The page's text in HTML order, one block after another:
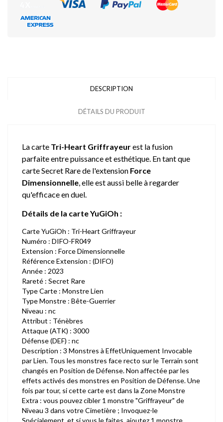
DESCRIPTION
DÉTAILS DU PRODUIT
La carte Tri-Heart Griffrayeurest la fusion
parfaite entre puissance et esthétique. En tant que
carte Secret Rare de l'extension Force
Dimensionnelle, elle est aussi belle à regarder
qu'efficace en duel.
Détails de la carte YuGiOh :
Carte YuGiOh : Tri-Heart Griffrayeur
Numéro : DIFO-FR049
Extension : Force Dimensionnelle
Référence Extension : (DIFO)
Année : 2023
Rareté : Secret Rare
Type Carte : Monstre Lien
Type Monstre : Bête-Guerrier
Niveau : nc
Attribut : Ténèbres
Attaque (ATK) : 3000
Défense (DEF) : nc
Description : 3 Monstres à EffetUniquement Invocable
par Lien. Tous les monstres face recto sur le Terrain sont
changés en Position de Défense. Non affectée par les
effets activés des monstres en Position de Défense. Une
fois par tour, si cette carte est dans la Zone Monstre
Extra : vous pouvez cibler 1 monstre "Griffrayeur" de
Niveau 3 dans votre Cimetière ; Invoquez-le
Spécialement, et si vous le faites, ajoutez 1 monstre